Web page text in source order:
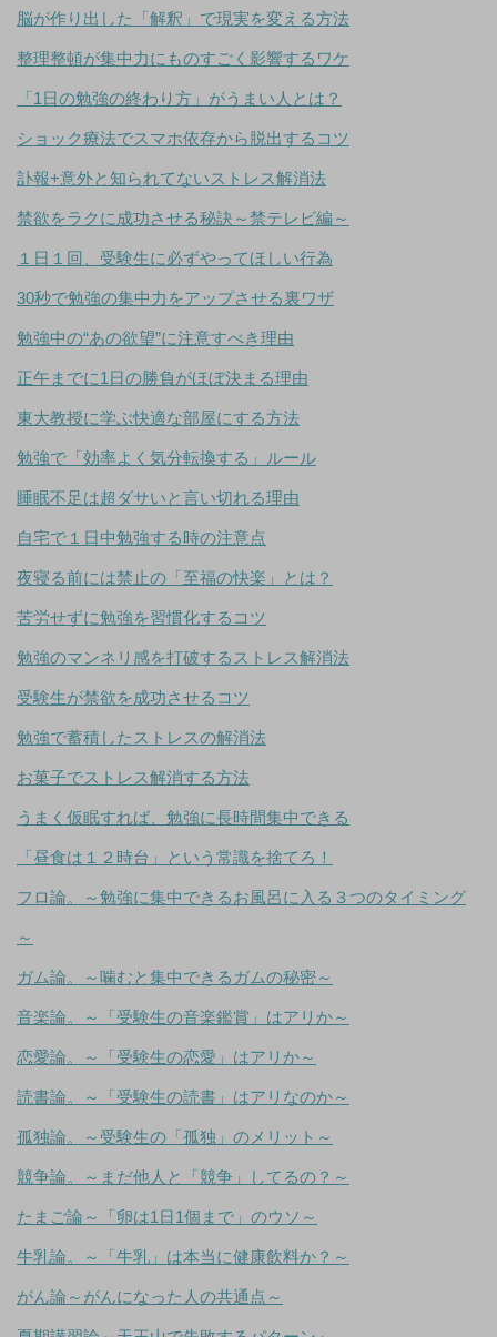
脳が作り出した「解釈」で現実を変える方法
整理整頓が集中力にものすごく影響するワケ
「1日の勉強の終わり方」がうまい人とは？
ショック療法でスマホ依存から脱出するコツ
訃報+意外と知られてないストレス解消法
禁欲をラクに成功させる秘訣～禁テレビ編～
１日１回、受験生に必ずやってほしい行為
30秒で勉強の集中力をアップさせる裏ワザ
勉強中の“あの欲望”に注意すべき理由
正午までに1日の勝負がほぼ決まる理由
東大教授に学ぶ快適な部屋にする方法
勉強で「効率よく気分転換する」ルール
睡眠不足は超ダサいと言い切れる理由
自宅で１日中勉強する時の注意点
夜寝る前には禁止の「至福の快楽」とは？
苦労せずに勉強を習慣化するコツ
勉強のマンネリ感を打破するストレス解消法
受験生が禁欲を成功させるコツ
勉強で蓄積したストレスの解消法
お菓子でストレス解消する方法
うまく仮眠すれば、勉強に長時間集中できる
「昼食は１２時台」という常識を捨てろ！
フロ論。～勉強に集中できるお風呂に入る３つのタイミング
～
ガム論。～噛むと集中できるガムの秘密～
音楽論。～「受験生の音楽鑑賞」はアリか～
恋愛論。～「受験生の恋愛」はアリか～
読書論。～「受験生の読書」はアリなのか～
孤独論。～受験生の「孤独」のメリット～
競争論。～まだ他人と「競争」してるの？～
たまご論～「卵は1日1個まで」のウソ～
牛乳論。～「牛乳」は本当に健康飲料か？～
がん論～がんになった人の共通点～